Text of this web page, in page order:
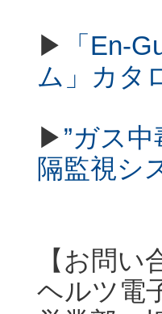
▶
「En-
ム」カタ
▶”ガス
隔監視シ
【お問い
ヘルツ電